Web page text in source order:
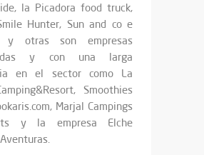
la Picadora food truck,
Hunter, Sun and co e
y otras son empresas
y con una larga
en el sector como La
Smoothies
Marjal Campings
y la empresa Elche